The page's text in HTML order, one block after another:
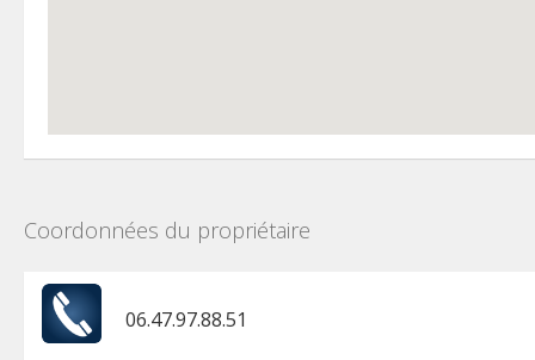
Coordonnées du propriétaire
06.47.97.88.51